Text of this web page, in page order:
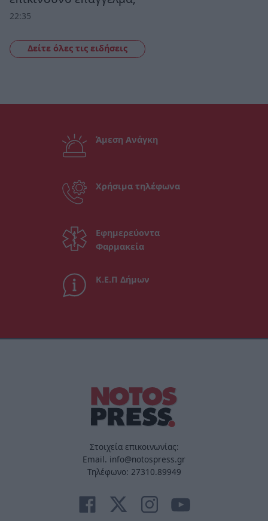
22:35
Δείτε όλες τις ειδήσεις
Άμεση Ανάγκη
Χρήσιμα τηλέφωνα
Εφημερεύοντα
Φαρμακεία
Κ.Ε.Π Δήμων
Στοιχεία επικοινωνίας:
Email. info@notospress.gr
Τηλέφωνο: 27310.89949